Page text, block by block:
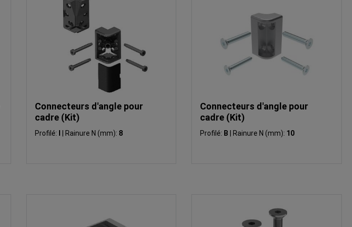
Connecteurs d'angle pour
cadre (Kit)
Profilé: Rainure N (mm): 8
Connecteurs d'angle pour
cadre (Kit)
Profilé: B Rainure N (mm): 10